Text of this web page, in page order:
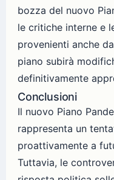
bozza del nuovo
le critiche interne e
provenienti anche
piano subirà
definitivamente
Conclusioni
Il nuovo Piano
rappresenta un
proattivamente a
Tuttavia, le